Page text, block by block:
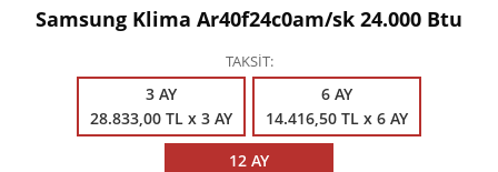
Samsung Klima Ar40f24c0am/sk 24.000 Btu
TAKSİT
3 AY
28.833,00 TL x 3 AY
6 AY
14.416,50 TL x 6 AY
12 AY